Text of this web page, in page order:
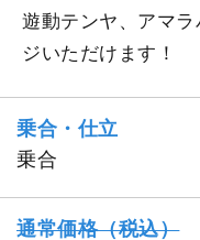
遊動テンヤ、アマ
ジいただけます！
乗合・仕立
乗合
通常価格（税込）